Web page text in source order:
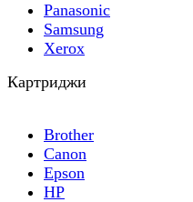
Panasonic
Samsung
Xerox
Картриджи
Brother
Canon
Epson
HP